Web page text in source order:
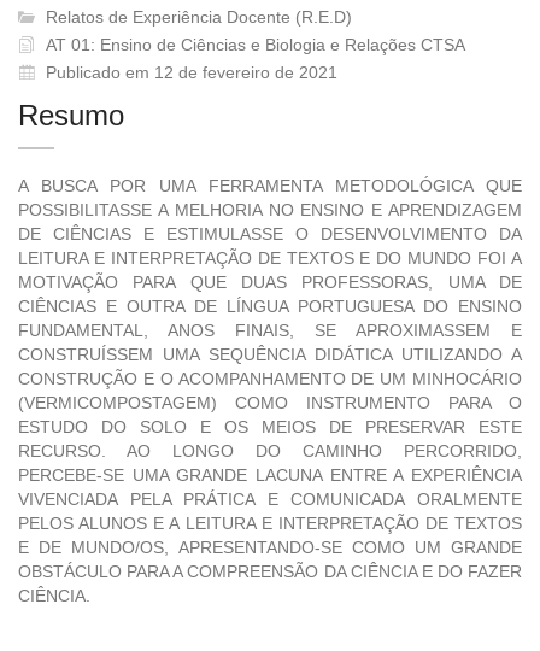
Relatos de Experiência Docente (R.E.D)
AT 01: Ensino de Ciências e Biologia e Relações CTSA
Publicado em 12 de fevereiro de 2021
Resumo
A BUSCA POR UMA FERRAMENTA METODOLÓGICA QUE
POSSIBILITASSE A MELHORIA NO ENSINO E APRENDIZAGEM
DE CIÊNCIAS E ESTIMULASSE O DESENVOLVIMENTO DA
LEITURA E INTERPRETAÇÃO DE TEXTOS E DO MUNDO FOI A
MOTIVAÇÃO PARA QUE DUAS PROFESSORAS, UMA DE
CIÊNCIAS E OUTRA DE LÍNGUA PORTUGUESA DO ENSINO
FUNDAMENTAL, ANOS FINAIS, SE APROXIMASSEM E
CONSTRUÍSSEM UMA SEQUÊNCIA DIDÁTICA UTILIZANDO A
CONSTRUÇÃO E O ACOMPANHAMENTO DE UM MINHOCÁRIO
(VERMICOMPOSTAGEM) COMO INSTRUMENTO PARA O
ESTUDO DO SOLO E OS MEIOS DE PRESERVAR ESTE
RECURSO. AO LONGO DO CAMINHO PERCORRIDO,
PERCEBE-SE UMA GRANDE LACUNA ENTRE A EXPERIÊNCIA
VIVENCIADA PELA PRÁTICA E COMUNICADA ORALMENTE
PELOS ALUNOS E A LEITURA E INTERPRETAÇÃO DE TEXTOS
E DE MUNDO/OS, APRESENTANDO-SE COMO UM GRANDE
OBSTÁCULO PARA A COMPREENSÃO DA CIÊNCIA E DO FAZER
CIÊNCIA.